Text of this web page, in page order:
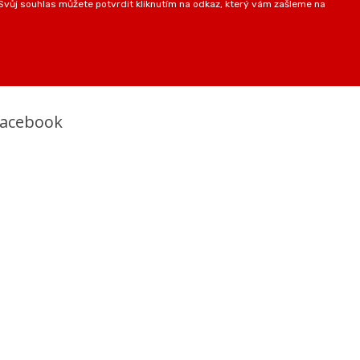
souhlas můžete potvrdit kliknutím na odkaz, který vám zašleme na